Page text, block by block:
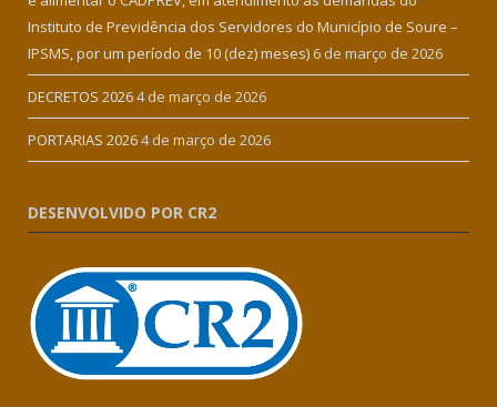
Instituto de Previdência dos Servidores do Município de Soure –
IPSMS, por um período de 10 (dez) meses) 6 de março de 2026
DECRETOS 20264 de março de 2026
PORTARIAS 20264 de março de 2026
DESENVOLVIDO POR CR2